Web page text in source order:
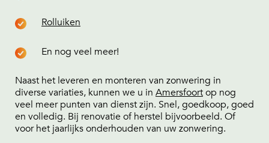
Rolluiken
En nog veel meer!
Naast het leveren en monteren van zonwering in
diverse variaties, kunnen we u in Amersfoortop nog
veel meer punten van dienst zijn. Snel, goedkoop, goed
en volledig. Bij renovatie of herstel bijvoorbeeld. Of
voor het jaarlijks onderhouden van uw zonwering.